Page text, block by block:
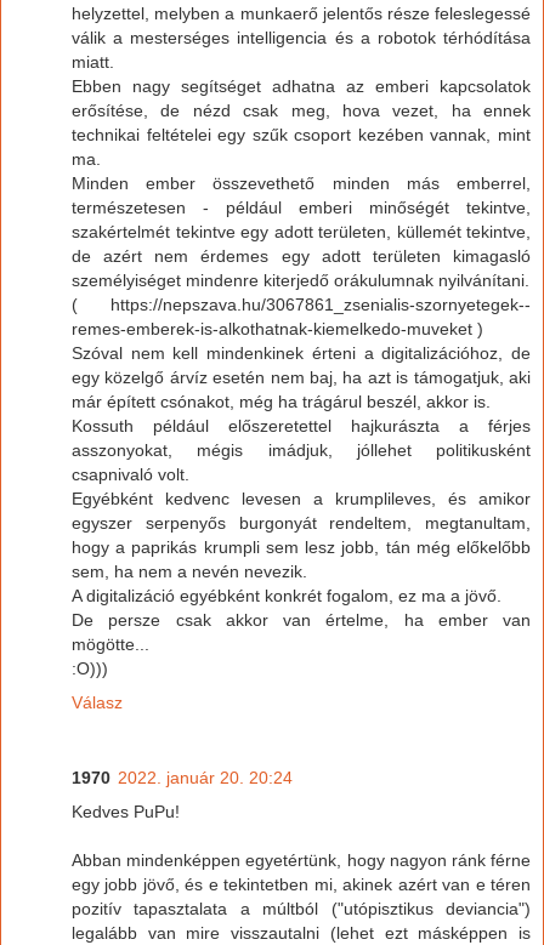
helyzettel, melyben a munkaerő jelentős része feleslegessé
válik a mesterséges intelligencia és a robotok térhódítása
miatt.
Ebben nagy segítséget adhatna az emberi kapcsolatok
erősítése, de nézd csak meg, hova vezet, ha ennek
technikai feltételei egy szűk csoport kezében vannak, mint
ma.
Minden ember összevethető minden más emberrel,
természetesen - például emberi minőségét tekintve,
szakértelmét tekintve egy adott területen, küllemét tekintve,
de azért nem érdemes egy adott területen kimagasló
személyiséget mindenre kiterjedő orákulumnak nyilvánítani.
( https://nepszava.hu/3067861_zsenialis-szornyetegek--
remes-emberek-is-alkothatnak-kiemelkedo-muveket )
Szóval nem kell mindenkinek érteni a digitalizációhoz, de
egy közelgő árvíz esetén nem baj, ha azt is támogatjuk, aki
már épített csónakot, még ha trágárul beszél, akkor is.
Kossuth például előszeretettel hajkurászta a férjes
asszonyokat, mégis imádjuk, jóllehet politikusként
csapnivaló volt.
Egyébként kedvenc levesen a krumplileves, és amikor
egyszer serpenyős burgonyát rendeltem, megtanultam,
hogy a paprikás krumpli sem lesz jobb, tán még előkelőbb
sem, ha nem a nevén nevezik.
A digitalizáció egyébként konkrét fogalom, ez ma a jövő.
De persze csak akkor van értelme, ha ember van
mögötte...
:O)))
Válasz
1970 2022. január 20. 20:24
Kedves PuPu!
Abban mindenképpen egyetértünk, hogy nagyon ránk férne
egy jobb jövő, és e tekintetben mi, akinek azért van e téren
pozitív tapasztalata a múltból ("utópisztikus deviancia")
legalább van mire visszautalni (lehet ezt másképpen is